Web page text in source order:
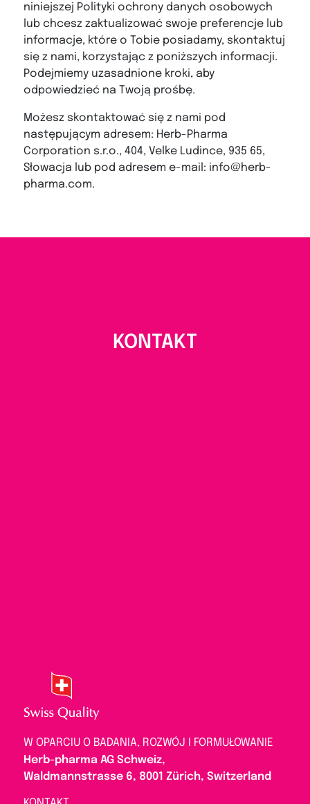
niniejszej Polityki ochrony danych osobowych
lub chcesz zaktualizować swoje preferencje lub
informacje, które o Tobie posiadamy, skontaktuj
się z nami, korzystając z poniższych informacji.
Podejmiemy uzasadnione kroki, aby
odpowiedzieć na Twoją prośbę.
Możesz skontaktować się z nami pod
następującym adresem: Herb-Pharma
Corporation s.r.o., 404, Velke Ludince, 935 65,
Słowacja lub pod adresem e-mail: info@herb-
pharma.com.
KONTAKT
W OPARCIU O BADANIA, ROZWÓJ I FORMUŁOWANIE
Herb-pharma AG Schweiz,
Waldmannstrasse 6, 8001 Zürich, Switzerland